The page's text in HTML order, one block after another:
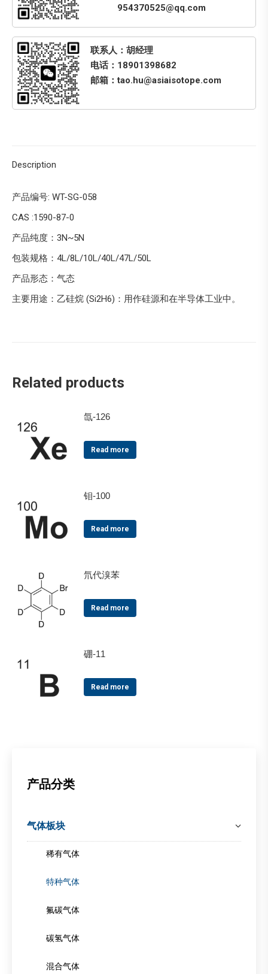
954370525@qq.com
联系人：胡经理
电话：18901398682
邮箱：tao.hu@asiaisotope.com
Description
产品编号: WT-SG-058
CAS :1590-87-0
产品纯度：3N~5N
包装规格：4L/8L/10L/40L/47L/50L
产品形态：气态
主要用途：乙硅烷 (Si2H6)：用作硅源和在半导体工业中。
Related products
氙-126
Read more
钼-100
Read more
氘代溴苯
Read more
硼-11
Read more
产品分类
气体板块
稀有气体
特种气体
氟碳气体
碳氢气体
混合气体